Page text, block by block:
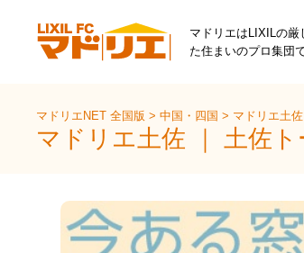
マドリエはLIXILの厳
た住まいのプロ集団
マドリエNET 全国版>中国・四国> マドリエ土
マドリエ土佐 ｜ 土佐ト